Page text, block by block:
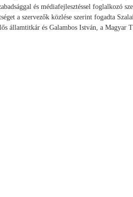
és médiafejlesztéssel foglalkozó
a szervezők közlése szerint fogadta
államtitkár és Galambos István, a Magyar
POSLANKYNE SSB ZLOŽILI SĽUB